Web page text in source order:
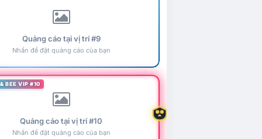
Quảng cáo tại vị trí #9
Nhấn để đặt quảng cáo của bạn
BEE VIP #10
Quảng cáo tại vị trí #10
Nhấn để đặt quảng cáo của bạn